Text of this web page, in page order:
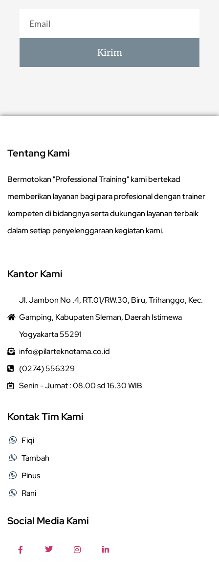
Kirim
Tentang Kami
Bermotokan "Professional Training" kami bertekad
memberikan layanan bagi para profesional dengan trainer
kompeten di bidangnya serta dukungan layanan terbaik
dalam setiap penyelenggaraan kegiatan kami.
Kantor Kami
Jl. Jambon No .4, RT.01/RW.30, Biru, Trihanggo, Kec.
Gamping, Kabupaten Sleman, Daerah Istimewa
Yogyakarta 55291
info@pilarteknotama.co.id
(0274) 556329
Senin - Jumat : 08.00 sd 16.30 WIB
Kontak Tim Kami
Fiqi
Tambah
Pinus
Rani
Social Media Kami